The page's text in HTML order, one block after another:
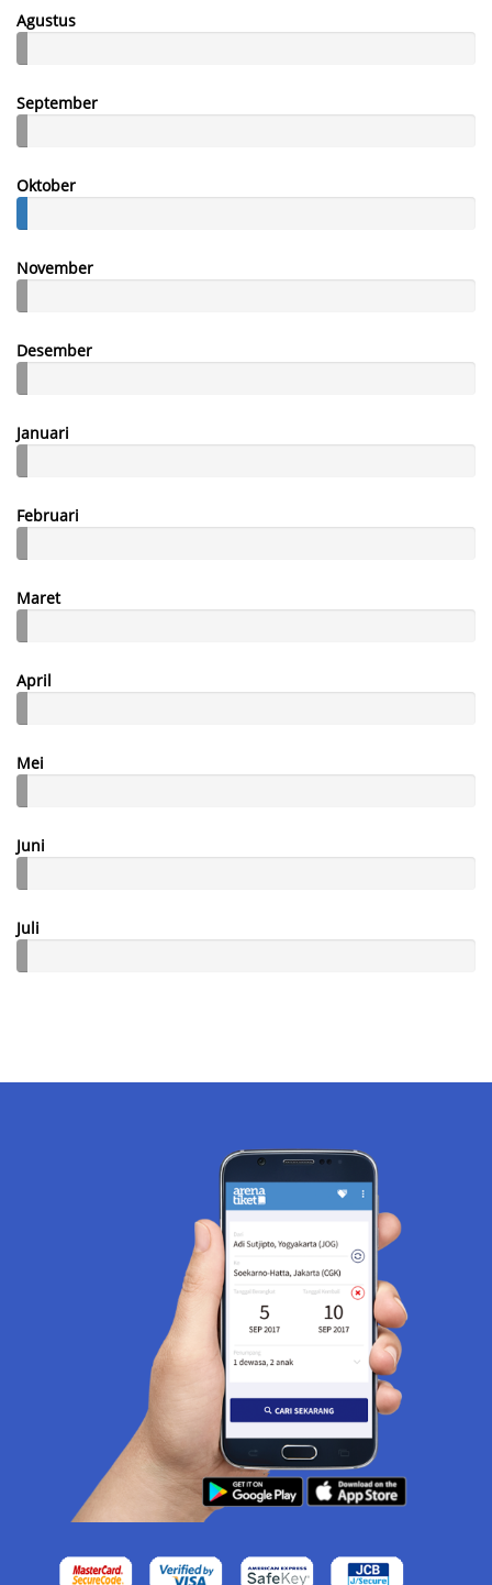
Agustus
September
Oktober
November
Desember
Januari
Februari
Maret
April
Mei
Juni
Juli